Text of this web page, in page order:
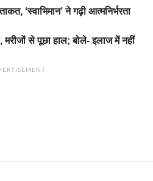
‘स्वाभिमान’ ने गढ़ी आत्मनिर्भरता
मरीजों से पूछा हाल; बोले- इलाज में नहीं